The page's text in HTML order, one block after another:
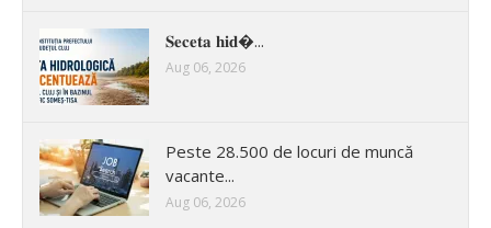
𝐒𝐞𝐜𝐞𝐭𝐚 𝐡𝐢𝐝�...
Aug 06, 2026
Peste 28.500 de locuri de muncă
vacante...
Aug 06, 2026